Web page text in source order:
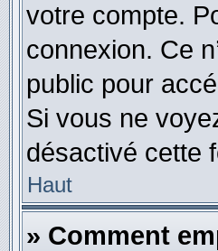
votre compte.
connexion. Ce
public pour
Si vous ne
désactivé cette
Haut
» Comment